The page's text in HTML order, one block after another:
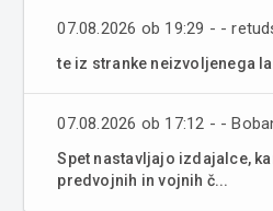
07.08.2026 ob 19:29 - -
te iz stranke neizvoljenega
07.08.2026 ob 17:12 - -
Spet nastavljajo izdajalce,
predvojnih in vojnih č...